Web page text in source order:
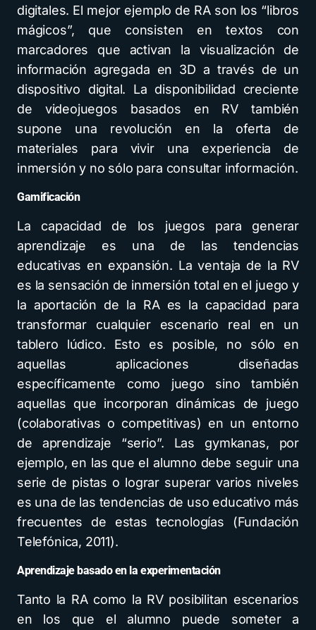
digitales. El mejor ejemplo de RA son los “libros
mágicos”, que consisten en textos con
marcadores que activan la visualización de
información agregada en 3D a través de un
dispositivo digital. La disponibilidad creciente
de videojuegos basados en RV también
supone una revolución en la oferta de
materiales para vivir una experiencia de
inmersión y no sólo para consultar información.
Gamificación
La capacidad de los juegos para generar
aprendizaje es una de las tendencias
educativas en expansión. La ventaja de la RV
es la sensación de inmersión total en el juego y
la aportación de la RA es la capacidad para
transformar cualquier escenario real en un
tablero lúdico. Esto es posible, no sólo en
aquellas aplicaciones diseñadas
específicamente como juego sino también
aquellas que incorporan dinámicas de juego
(colaborativas o competitivas) en un entorno
de aprendizaje “serio”. Las gymkanas, por
ejemplo, en las que el alumno debe seguir una
serie de pistas o lograr superar varios niveles
es una de las tendencias de uso educativo más
frecuentes de estas tecnologías (Fundación
Telefónica, 2011).
Aprendizaje basado en la experimentación
Tanto la RA como la RV posibilitan escenarios
en los que el alumno puede someter a